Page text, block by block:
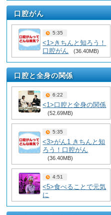
口腔がん
5:35
<1>きちんと知ろう！
口腔がん
(36.40MB)
口腔と全身の関係
6:22
<1>口腔と全身の関係
(52.69MB)
5:35
<3>がん1 きちんと知
ろう！口腔がん
(36.40MB)
4:51
<5>食べることで元気
に